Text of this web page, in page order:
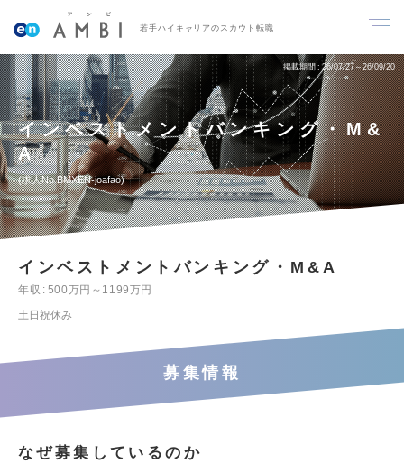
若手ハイキャリアのスカウト転職
掲載期間 26/07/27～26/09/20
インベストメントバンキング・M&
A
求人No.BMXEN-joafao
インベストメントバンキング・M&A
年収
500万円～1199万円
土日祝休み
募集情報
なぜ募集しているのか